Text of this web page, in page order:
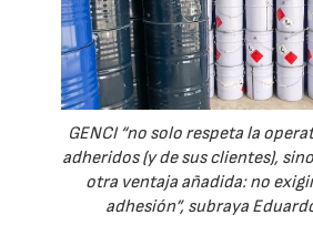
GENCI “no solo respeta la
adheridos (y de sus clientes),
otra ventaja añadida: no
adhesión”, subraya